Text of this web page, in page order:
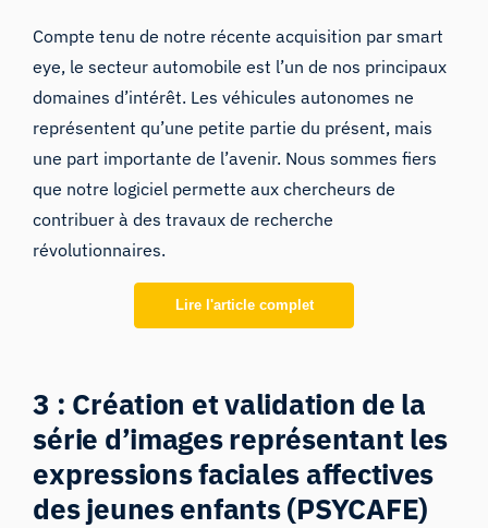
Compte tenu de notre récente acquisition par smart
eye, le secteur automobile est l’un de nos principaux
domaines d’intérêt. Les véhicules autonomes ne
représentent qu’une petite partie du présent, mais
une part importante de l’avenir. Nous sommes fiers
que notre logiciel permette aux chercheurs de
contribuer à des travaux de recherche
révolutionnaires.
Lire l'article complet
3 : Création et validation de la
série d’images représentant les
expressions faciales affectives
des jeunes enfants (PSYCAFE)